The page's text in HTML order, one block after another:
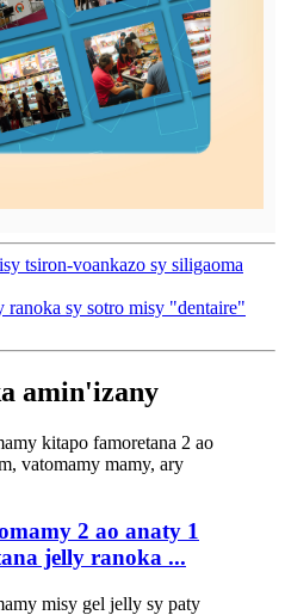
tsiron-voankazo sy siligaoma
ranoka sy sotro misy "dentaire"
amin'izany
2 ao anaty 1
jelly ranoka ...